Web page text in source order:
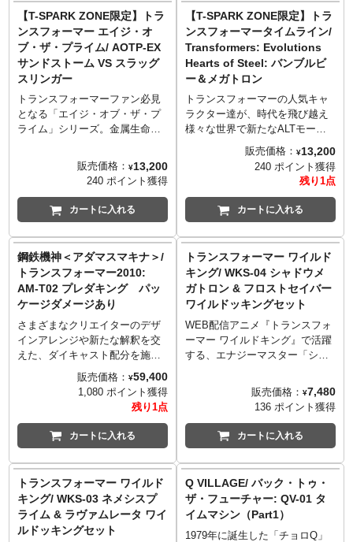
のままの声でセリフをしゃべ
り、日本語と英語の切替も可能
で、合計57種のセリフが楽しめ
ます。バックパックは着脱で
き、翼は胸の丸いボタンを押す
と開き、腕のボタンを押すと忍
者の効果音が出ます。手裏剣パ
ーツも1点付属！日本ならではの
アイテムをお見逃しなく！
家である伊藤和典氏が世界観設
定の製作に携わるアイテム。新
規造形パーツのヘッドギアとパ
トランプにより警視庁仕様とし
て新デザインに生まれ変わった
「ゾイドワイルド」でも人気の
高いハンターウルフ。スイッチ
を入れると口を開閉させながら
前進を開始。「高速移動形態」
ブースターを押し込むことで､ブ
ースターが回転しながら歩行。
「衝撃波発射形態」は背中のウ
イングとブースターを前方に倒
すことで、ブースターの回転に
歩行。
【T-SPARK ZONE限定】トラ
ンスフォーマー エイジ・オ
ブ・ザ・プライム/ AOTP-EX
サンドストーム VS スラッグ
スリンガー
トランスフォーマーファン必見
となる「エイジ・オブ・ザ・プ
ライム」シリーズ。金属生命体
となる「13人のプライム」に焦
点を当てたこのシリーズでは、
今まで多くのアニメやコミック
でその存在は語られながら、姿
かたちや特徴はあまり明言され
ず、商品化もなかった13人のプ
ライム達が全種展開される魅力
的なシリーズ。ロボットモード
からデューンバギーとヘリコプ
ターに変形するトリプルチェン
ジャーである「サンドストー
ム」と、ロボットモードからSF
ジェット戦闘機に変形する「ス
ラッグスリンガー」、オートボ
部隊によるライバル対決セット
が、T-SPARK ZONE限定アイテ
販売価格： ¥13,200
240 ポイント獲得
カートに入れる
【T-SPARK ZONE限定】トラ
ンスフォーマータイムライン/
Transformers: Evolutions
Hearts of Steel: バンブルビ
ー＆メガトロン
トランスフォーマーの人気キャ
ラクター達が、時代を飛び越え
様々な世界で新たなALTモード
を手に入れて活躍する姿を再現
するシリーズ「トランスフォー
マータイムライン」から、19世
紀にトランスフォーマーが初め
て人類と接触した際の姿を描く
IDW社のコミック
「Transformers: Evolutions
バンブルビーとメガトロンの対
決セットが、T-SPARK ZONE限
定アイテムとして登場。バンブ
ルビーはロボットモードから小
型蒸気機関車に変形し、付属の
ハンマーと銃を持たせることが
可能。メガトロンはロボットモ
販売価格： ¥13,200
240 ポイント獲得
残り1点
カートに入れる
鋼鉄機神＜アダマスマキナ＞/
トランスフォーマー2010:
AM-T02 プレダキング パッ
ケージダメージあり
さまざまなクリエイターのデザ
インアレンジや新たな解釈を交
えた、ダイキャスト配分を施し
た完成品合金モデルシリーズ
「鋼鉄機神＜アダマスマキナ
＞」。『トランスフォーマー
2010』の人気エピソード「原始
の呼び声」に登場するプレダキ
ングの作画をイメージソース
われた変形技術を盛り込むこと
で完全変形合体を実現した、デ
ィセプティコンの巨重合体兵プ
レダキングが登場。5体のプレダ
販売価格： ¥59,400
1,080 ポイント獲得
残り1点
カートに入れる
トランスフォーマー ワイルド
キング/ WKS-04 シャドウメ
ガトロン & フロストセイバー
ワイルドッキングセット
WEB配信アニメ『トランスフォ
ーマー ワイルドキング』で活躍
する、エナジーマスター「シャ
るアクアエナジーを持つサーベ
ルタイガー型トランスフォーマ
ーのエナジービースト「フロス
トセイバー」がワイルドッキン
グセットになって登場！「シャ
ットへ、「フロストセイバー」
はロボットからビースト、ビー
ストからロボットへ変形！「シ
ャドウメガトロン」と「フロス
販売価格： ¥7,480
136 ポイント獲得
カートに入れる
トランスフォーマー ワイルド
キング/ WKS-03 ネメシスプ
ライム & ラヴァムレータ ワイ
ルドッキングセット
Q VILLAGE/ バック・トゥ・
ザ・フューチャー: QV-01 タ
イムマシン（Part1）
1979年に誕生した「チョロQ」